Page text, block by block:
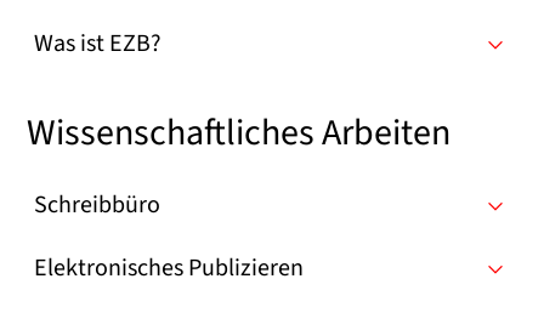
Was ist EZB?
Wissenschaftliches Arbeiten
Schreibbüro
Elektronisches Publizieren